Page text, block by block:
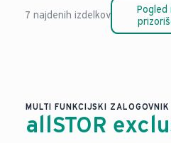
7 najdenih izdelkov
Pogled
MULTI FUNKCIJSKI ZALOGOVNIK
allSTOR